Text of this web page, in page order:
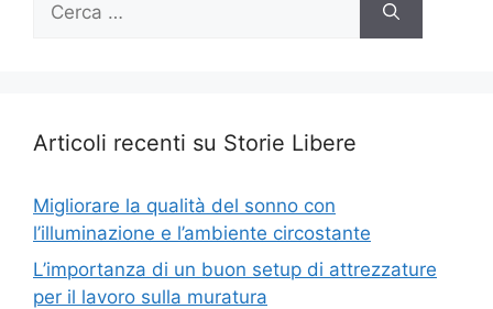
per:
Articoli recenti su Storie Libere
Migliorare la qualità del sonno con
l’illuminazione e l’ambiente circostante
L’importanza di un buon setup di attrezzature
per il lavoro sulla muratura